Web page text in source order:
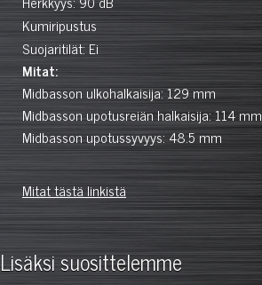
Kumiripustus
Suojaritilät: Ei
Mitat:
Midbasson ulkohalkaisija: 129 mm
Midbasson upotusreiän halkaisija: 114 mm
Midbasson upotussyvyys: 48.5 mm
Mitat tästä linkistä
Lisäksi suosittelemme